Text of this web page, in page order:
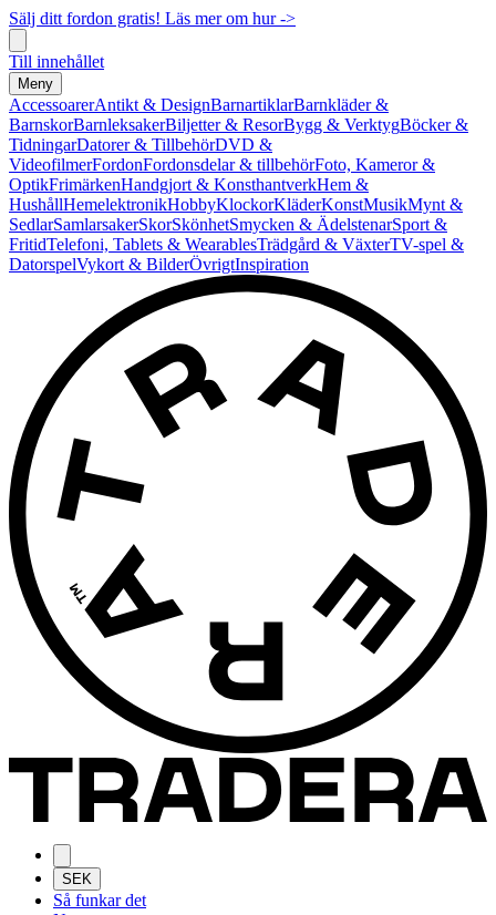
Sälj ditt fordon gratis! Läs mer om hur ->
Till innehållet
Meny
AccessoarerAntikt & DesignBarnartiklarBarnkläder &
BarnskorBarnleksakerBiljetter & ResorBygg & VerktygBöcker &
TidningarDatorer & TillbehörDVD &
VideofilmerFordonFordonsdelar & tillbehörFoto, Kameror &
OptikFrimärkenHandgjort & KonsthantverkHem &
HushållHemelektronikHobbyKlockorKläderKonstMusikMynt &
SedlarSamlarsakerSkorSkönhetSmycken & ÄdelstenarSport &
FritidTelefoni, Tablets & WearablesTrädgård & VäxterTV-spel &
DatorspelVykort & BilderÖvrigtInspiration
SEK
Så funkar det